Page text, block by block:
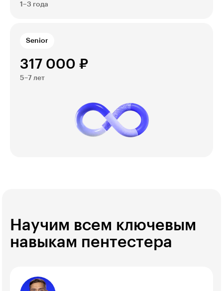
1–3 года
317 000 ₽
Senior
5–7 лет
Научим всем ключевым
навыкам пентестера